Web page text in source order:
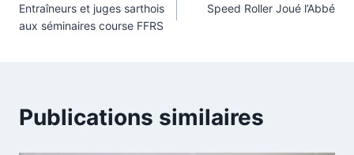
de
Entraîneurs et juges sarthois
aux séminaires course FFRS
Speed Roller Joué l’Abbé
Publications similaires